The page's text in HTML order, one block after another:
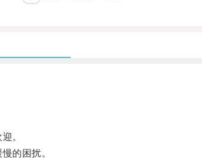
。
的困扰。